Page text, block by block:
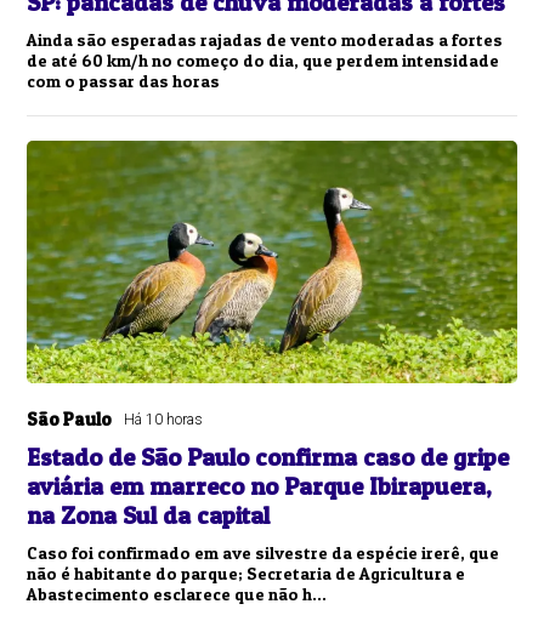
Ainda são esperadas rajadas de vento moderadas a fortes
de até 60 km/h no começo do dia, que perdem intensidade
com o passar das horas
São Paulo Há 10 horas
Estado de São Paulo confirma caso de gripe
aviária em marreco no Parque Ibirapuera,
na Zona Sul da capital
Caso foi confirmado em ave silvestre da espécie irerê, que
não é habitante do parque; Secretaria de Agricultura e
Abastecimento esclarece que não h...